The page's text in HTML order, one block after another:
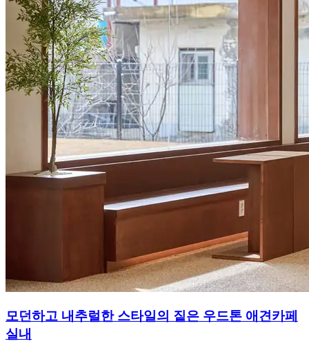
모던하고 내추럴한 스타일의 짙은 우드톤 애견카페
실내